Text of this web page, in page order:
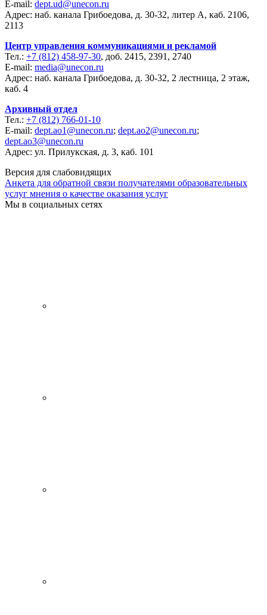
E-mail: dept.ud@unecon.ru
Адрес: наб. канала Грибоедова, д. 30-32, литер А, каб. 2106,
2113
Центр управления коммуникациями и рекламой
Тел.: +7 (812) 458-97-30, доб. 2415, 2391, 2740
E-mail: media@unecon.ru
Адрес: наб. канала Грибоедова, д. 30-32, 2 лестница, 2 этаж,
каб. 4
Архивный отдел
Тел.: +7 (812) 766-01-10
E-mail: dept.ao1@unecon.ru; dept.ao2@unecon.ru;
dept.ao3@unecon.ru
Адрес: ул. Прилукская, д. 3, каб. 101
Версия для слабовидящих
Анкета для обратной связи получателями образовательных
услуг мнения о качестве оказания услуг
Мы в социальных сетях